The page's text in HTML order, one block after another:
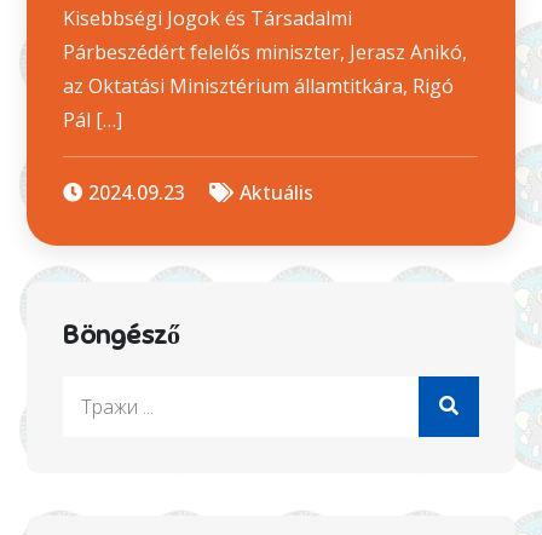
Kisebbségi Jogok és Társadalmi
Párbeszédért felelős miniszter, Jerasz Anikó,
az Oktatási Minisztérium államtitkára, Rigó
Pál […]
2024.09.23 Aktuális
Böngésző
Search
for: